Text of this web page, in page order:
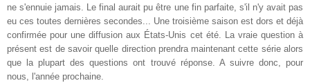
ne s'ennuie jamais. Le final aurait pu être une fin parfaite, s'il n'y avait pas
eu ces toutes dernières secondes... Une troisième saison est dors et déjà
confirmée pour une diffusion aux États-Unis cet été. La vraie question à
présent est de savoirquelle direction prendra maintenant cette série alors
que la plupart des questions ont trouvé réponse. A suivre donc, pour
nous, l'année prochaine.